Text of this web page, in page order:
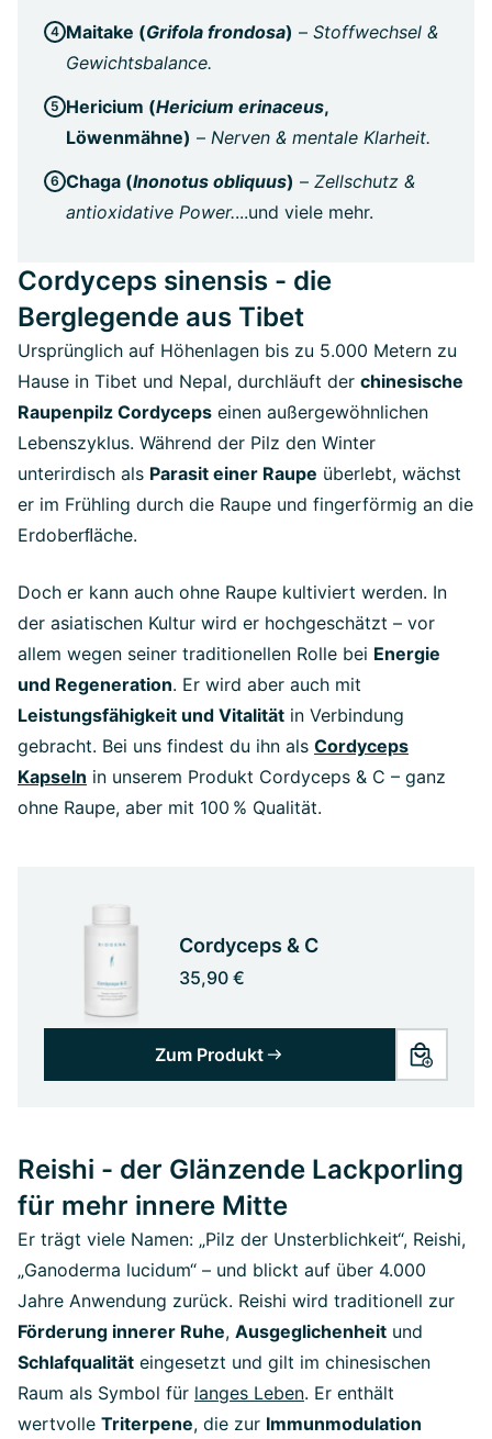
Maitake (Grifola frondosa) – Stoffwechsel &
Gewichtsbalance.
Hericium (Hericium erinaceus,
Löwenmähne) – Nerven & mentale Klarheit.
Chaga (Inonotus obliquus) – Zellschutz &
antioxidative Power....und viele mehr.
Cordyceps sinensis - die
Berglegende aus Tibet
Ursprünglich auf Höhenlagen bis zu 5.000 Metern zu
Hause in Tibet und Nepal, durchläuft der chinesische
Raupenpilz Cordyceps einen außergewöhnlichen
Lebenszyklus. Während der Pilz den Winter
unterirdisch als Parasit einer Raupe überlebt, wächst
er im Frühling durch die Raupe und fingerförmig an die
Erdoberﬂäche.
Doch er kann auch ohne Raupe kultiviert werden. In
der asiatischen Kultur wird er hochgeschätzt – vor
allem wegen seiner traditionellen Rolle bei Energie
und Regeneration. Er wird aber auch mit
Leistungsfähigkeit und Vitalität in Verbindung
gebracht. Bei uns findest du ihn als Cordyceps
Kapseln in unserem Produkt Cordyceps & C – ganz
ohne Raupe, aber mit 100 % Qualität.
Cordyceps & C
35,90 €
Zum Produkt
Reishi - der Glänzende Lackporling
für mehr innere Mitte
Er trägt viele Namen: „Pilz der Unsterblichkeit“, Reishi,
„Ganoderma lucidum“ – und blickt auf über 4.000
Jahre Anwendung zurück. Reishi wird traditionell zur
Förderung innerer Ruhe, Ausgeglichenheit und
Schlafqualität eingesetzt und gilt im chinesischen
Raum als Symbol für langes Leben. Er enthält
wertvolle Triterpene, die zur Immunmodulation